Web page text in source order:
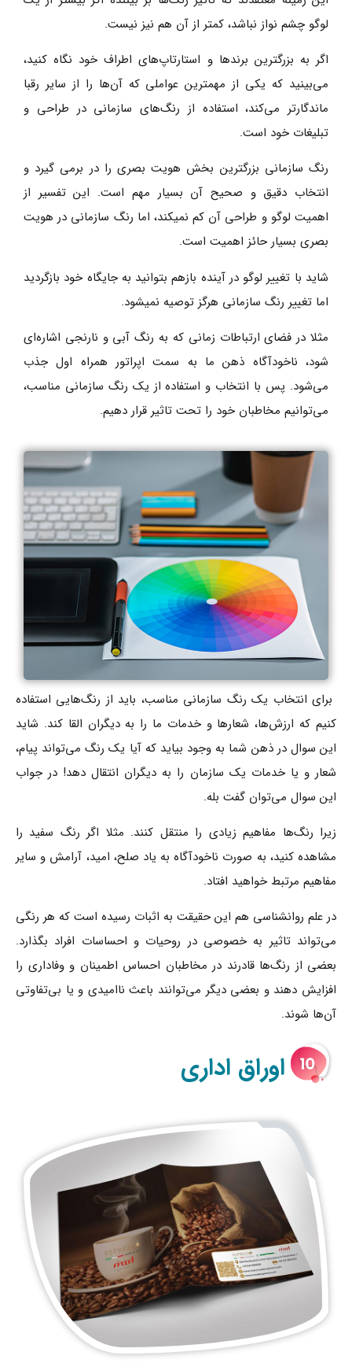
لوگو چشم نواز نباشد، کمتر از آن هم نیز نیست.
اگر به بزرگترین برندها و استارتاپ‌های اطراف خود نگاه کنید،
می‌بینید که یکی از مهمترین عواملی که آن‌ها را از سایر رقبا
ماندگارتر می‌کند، استفاده از رنگ‌های سازمانی در طراحی و
تبلیغات خود است.
رنگ سازمانی بزرگترین بخش هویت بصری را در برمی گیرد و
انتخاب دقیق و صحیح آن بسیار مهم است. این تفسیر از
اهمیت لوگو و طراحی آن کم نمیکند، اما رنگ سازمانی در هویت
بصری بسیار حائز اهمیت است.
شاید با تغییر لوگو در آینده بازهم بتوانید به جایگاه خود بازگردید
اما تغییر رنگ سازمانی هرگز توصیه نمیشود.
مثلا در فضای ارتباطات زمانی که به رنگ آبی و نارنجی اشاره‌‌ای
شود، ناخودآگاه ذهن ما به سمت اپراتور همراه اول جذب
می‌شود. پس با انتخاب و استفاده از یک رنگ سازمانی مناسب،
می‌توانیم مخاطبان خود را تحت تاثیر قرار دهیم.
برای انتخاب یک رنگ سازمانی مناسب، باید از رنگ‌هایی استفاده
کنیم که ارزش‌ها، شعارها و خدمات ما را به دیگران القا کند. شاید
این سوال در ذهن شما به وجود بیاید که آیا یک رنگ می‌تواند پیام،
شعار و یا خدمات یک سازمان را به دیگران انتقال دهد! در جواب
این سوال می‌توان گفت بله.
زیرا رنگ‌ها مفاهیم زیادی را منتقل کنند. مثلا اگر رنگ سفید را
مشاهده کنید، به صورت ناخودآگاه به یاد صلح، امید، آرامش و سایر
مفاهیم مرتبط خواهید افتاد.
در علم روانشناسی هم این حقیقت به اثبات رسیده است که هر رنگی
می‌تواند تاثیر به خصوصی در روحیات و احساسات افراد بگذارد.
بعضی از رنگ‌ها قادرند در مخاطبان احساس اطمینان و وفاداری را
افزایش دهند و بعضی دیگر می‌توانند باعث ناامیدی و یا بی‌تفاوتی
آن‌ها شوند.
اوراق اداری